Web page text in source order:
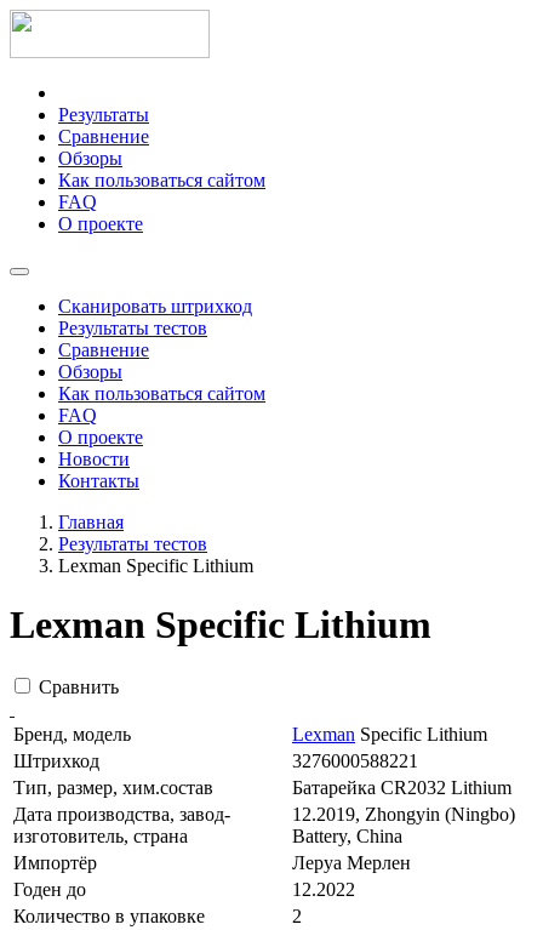
Результаты
Сравнение
Обзоры
Как пользоваться сайтом
FAQ
О проекте
Сканировать штрихкод
Результаты тестов
Сравнение
Обзоры
Как пользоваться сайтом
FAQ
О проекте
Новости
Контакты
Главная
Результаты тестов
Lexman Specific Lithium
Lexman Specific Lithium
Сравнить
Бренд, модель Lexman Specific Lithium
Штрихкод
3276000588221
Тип, размер, хим.состав
Батарейка CR2032 Lithium
Дата производства, завод-
изготовитель, страна
12.2019, Zhongyin (Ningbo)
Battery, China
Импортёр
Леруа Мерлен
Годен до
12.2022
Количество в упаковке
2